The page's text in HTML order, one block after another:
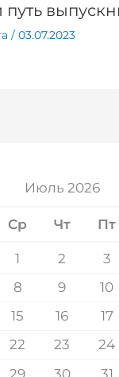
/ 03.07.2023
Июль 2026
Ср Чт Пт
1 2 3
8 9 10
15 16 17
22 23 24
29 30 31